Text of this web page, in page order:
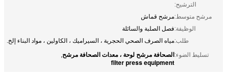
الترشيح:
مرشح متوسط:مرشح قماش
الوظيفة:فصل الصلبة والسائلة
طلب:مياه الصرف الصحي الحجرية ، السيراميك ، الكاولين ، مواد البناء إلخ.
تسليط الضوء:الصحافة مرشح لوحة ، معدات الصحافة مرشح,
filter press equipment